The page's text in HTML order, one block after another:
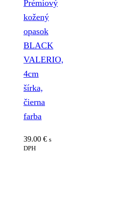
Prémiový
kožený
opasok
BLACK
VALERIO,
4cm
šírka,
čierna
farba
39.00 € s
DPH